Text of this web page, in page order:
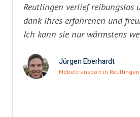
Reutlingen verlief reibungslos
dank ihres erfahrenen und
Ich kann sie nur wärmstens
Jürgen Eberhardt
Möbeltransport in Reutlingen